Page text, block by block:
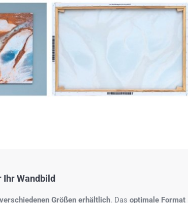
Ihr Wandbild
Größen erhältlich. Das optimale Format